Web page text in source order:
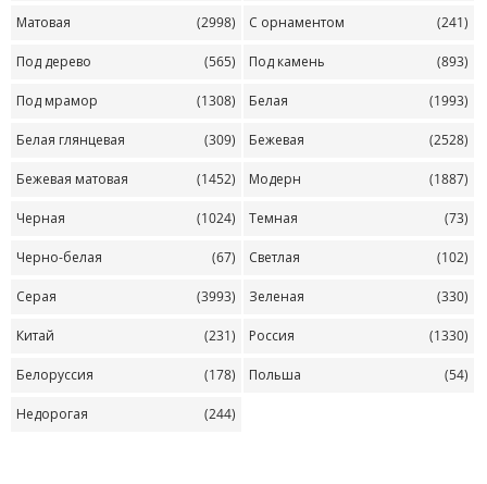
Матовая (2998) С орнаментом (241)
Под дерево (565) Под камень (893)
Под мрамор (1308) Белая (1993)
Белая глянцевая (309) Бежевая (2528)
Бежевая матовая (1452) Модерн (1887)
Черная (1024) Темная (73)
Черно-белая (67) Светлая (102)
Серая (3993) Зеленая (330)
Китай (231) Россия (1330)
Белоруссия (178) Польша (54)
Недорогая (244)